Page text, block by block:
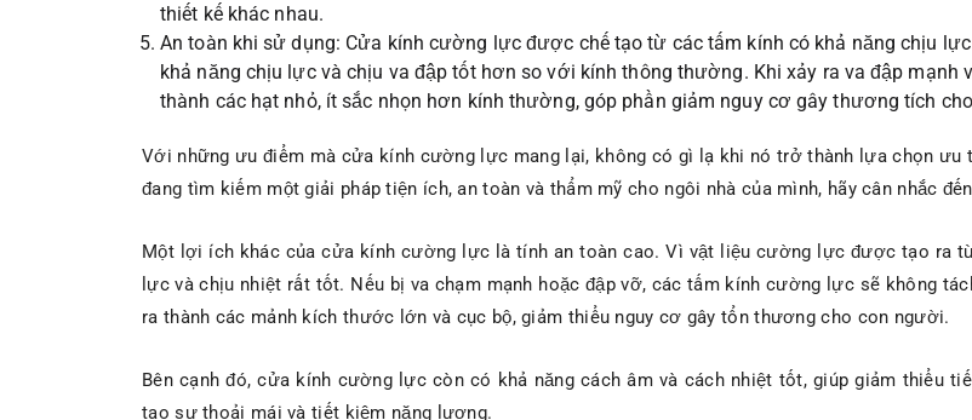
thiết kế khác nhau.
An toàn khi sử dụng: Cửa kính cường lực được chế tạo từ các tấm kính có khả năng chịu
khả năng chịu lực và chịu va đập tốt hơn so với kính thông thường. Khi xảy ra va đập
thành các hạt nhỏ, ít sắc nhọn hơn kính thường, góp phần giảm nguy cơ gây thương tích
Với những ưu điểm mà cửa kính cường lực mang lại, không có gì lạ khi nó trở thành lựa chọn ưu
đang tìm kiếm một giải pháp tiện ích, an toàn và thẩm mỹ cho ngôi nhà của mình, hãy cân nhắc
Một lợi ích khác của cửa kính cường lực là tính an toàn cao. Vì vật liệu cường lực được tạo ra
lực và chịu nhiệt rất tốt. Nếu bị va chạm mạnh hoặc đập vỡ, các tấm kính cường lực sẽ không
ra thành các mảnh kích thước lớn và cục bộ, giảm thiểu nguy cơ gây tổn thương cho con người.
Bên cạnh đó, cửa kính cường lực còn có khả năng cách âm và cách nhiệt tốt, giúp giảm thiểu
tạo sự thoải mái và tiết kiệm năng lượng.